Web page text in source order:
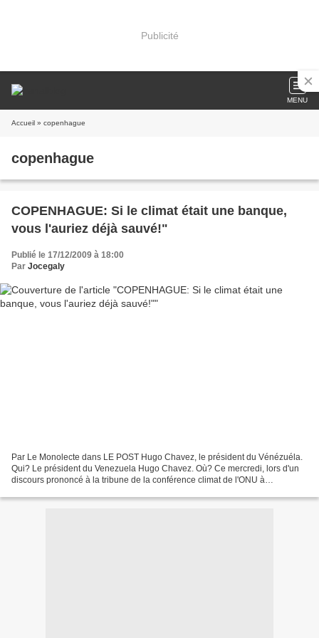
Publicité
MENU
Accueil » copenhague
copenhague
COPENHAGUE: Si le climat était une banque,
vous l'auriez déjà sauvé!"
Publié le 17/12/2009 à 18:00
Par Jocegaly
Par Le Monolecte dans LE POST Hugo Chavez, le président du Vénézuéla.
Qui? Le président du Venezuela Hugo Chavez. Où? Ce mercredi, lors d'un
discours prononcé à la tribune de la conférence climat de l'ONU à